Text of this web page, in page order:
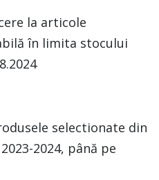
la articole
în limita stocului
selectionate din
2024, până pe